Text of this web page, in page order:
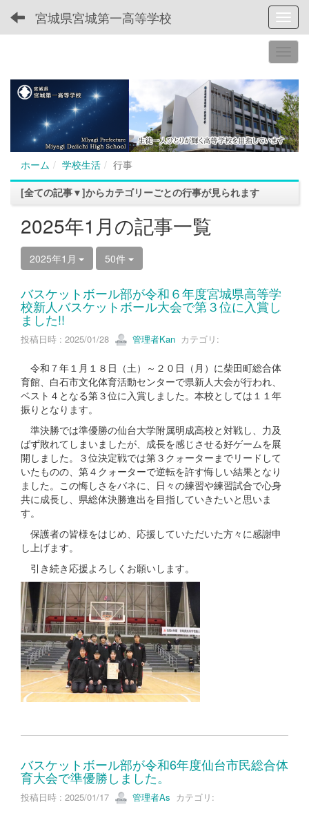
宮城県宮城第一高等学校
ホーム 学校生活
行事
[全ての記事▼]からカテゴリーごとの行事が見られます
2025年1月の記事一覧
2025年1月 50件
バスケットボール部が令和６年度宮城県高等学
校新人バスケットボール大会で第３位に入賞し
ました!!
投稿日時 : 2025/01/28 管理者Kan カテゴリ:
令和７年１月１８日（土）～２０日（月）に柴田町総合体
育館、白石市文化体育活動センターで県新人大会が行われ、
ベスト４となる第３位に入賞しました。本校としては１１年
振りとなります。
準決勝では準優勝の仙台大学附属明成高校と対戦し、力及
ばず敗れてしまいましたが、成長を感じさせる好ゲームを展
開しました。３位決定戦では第３クォーターまでリードして
いたものの、第４クォーターで逆転を許す悔しい結果となり
ました。この悔しさをバネに、日々の練習や練習試合で心身
共に成長し、県総体決勝進出を目指していきたいと思いま
す。
保護者の皆様をはじめ、応援していただいた方々に感謝申
し上げます。
引き続き応援よろしくお願いします。
バスケットボール部が令和6年度仙台市民総合体
育大会で準優勝しました。
投稿日時 : 2025/01/17 管理者As カテゴリ: